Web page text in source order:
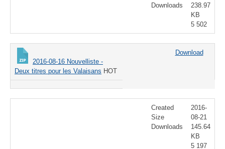
Downloads
238.97
KB
5 502
2016-08-16 Nouvelliste -
Deux titres pour les Valaisans HOT
Download
Created
Size
Downloads
2016-
08-21
145.64
KB
5 197